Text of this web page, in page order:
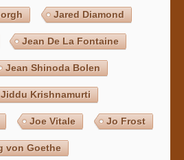
Jared Diamond
Jean De La Fontaine
Jean Shinoda Bolen
Jiddu Krishnamurti
Joe Vitale Jo Frost
von Goethe